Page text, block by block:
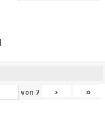
von7 › »